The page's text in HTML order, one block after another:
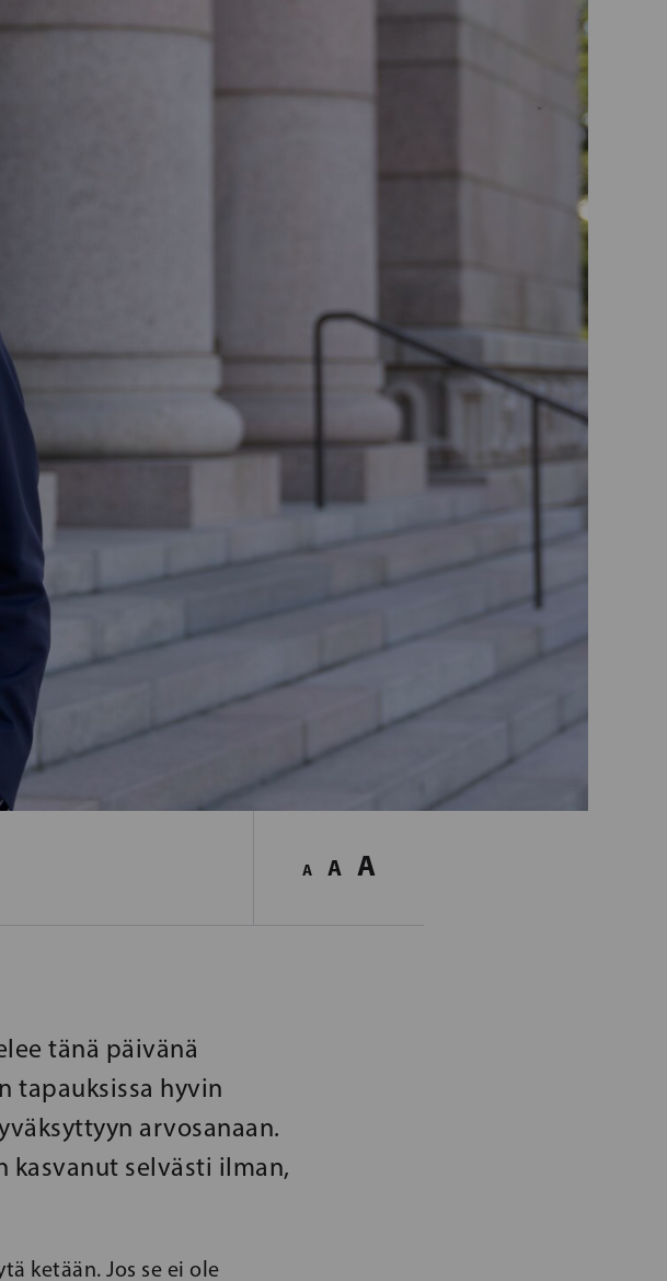
A A A
tänä päivänä
tapauksissa hyvin
arvosanaan.
kasvanut selvästi ilman,
ketään. Jos se ei ole